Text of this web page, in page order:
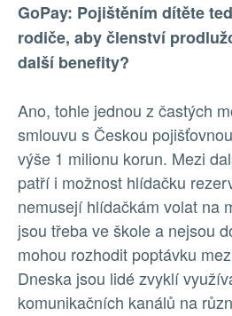
GoPay: Pojištěním dítěte
rodiče, aby členství
další benefity?
Ano, tohle jednou z častých
smlouvu s Českou
výše 1 milionu korun. Mezi
patří i možnost hlídačku
nemusejí hlídačkám volat na
jsou třeba ve škole a nejsou
mohou rozhodit poptávku
Dneska jsou lidé zvyklí
komunikačních kanálů na